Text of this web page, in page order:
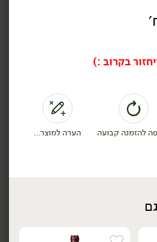
ורדה - פורטוגל
הוספה לסל
בקרוב :)
להזמנה קבועה הערה למוצר...